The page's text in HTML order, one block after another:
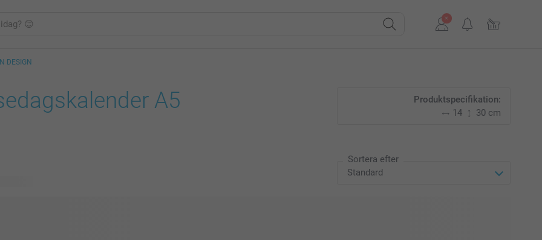
DESIGN
A5
Produktspecifikation:
14
30 cm
Sortera efter